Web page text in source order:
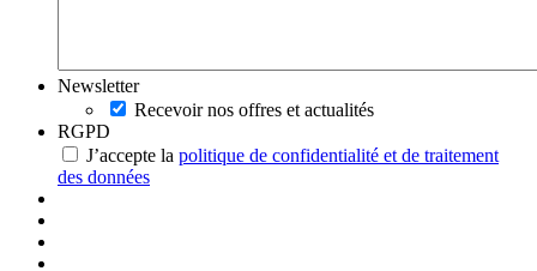
Newsletter
Recevoir nos offres et actualités
RGPD
J’accepte la politique de confidentialité et de traitement
des données